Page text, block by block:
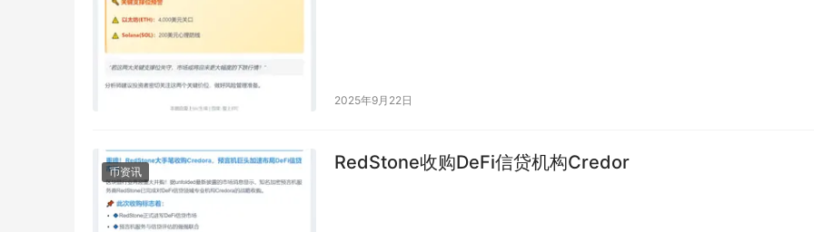
2025年9月22日
币资讯 RedStone收购DeFi信贷机构Credor